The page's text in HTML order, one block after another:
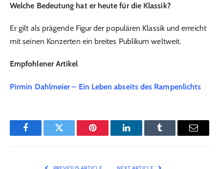
Welche Bedeutung hat er heute für die Klassik?
Er gilt als prägende Figur der populären Klassik und erreicht
mit seinen Konzerten ein breites Publikum weltweit.
Empfohlener Artikel
Pirmin Dahlmeier – Ein Leben abseits des Rampenlichts
FacebookTwitter Pinterest LinkedInTumblr Email